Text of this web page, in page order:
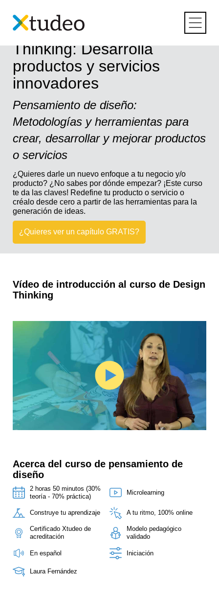
contentCurso online de Design
Thinking: Desarrolla
productos y servicios
innovadores
Pensamiento de diseño:
Metodologías y herramientas para
crear, desarrollar y mejorar productos
o servicios
¿Quieres darle un nuevo enfoque a tu negocio y/o
producto? ¿No sabes por dónde empezar? ¡Este curso
te da las claves! Redefine tu producto o servicio o
créalo desde cero a partir de las herramientas para la
generación de ideas.
¿Quieres ver un capítulo GRATIS?
Vídeo de introducción al curso de Design
Thinking
Acerca del curso de pensamiento de
diseño
2 horas 50 minutos (30%
teoría - 70% práctica)
Microlearning
Construye tu aprendizaje A tu ritmo, 100% online
Certificado Xtudeo de
acreditación
Modelo pedagógico
validado
En español Iniciación
Laura Fernández